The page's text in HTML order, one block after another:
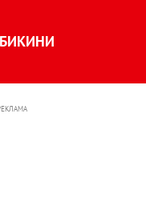
БИКИНИ